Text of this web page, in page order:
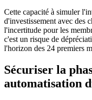
Cette capacité à simuler
d'investissement avec des
l'incertitude pour les
c'est un risque de
l'horizon des 24 premiers
Sécuriser la
automatisation